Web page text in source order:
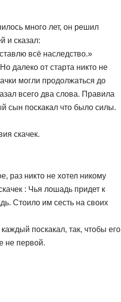
много лет, он решил
и сказал:
всё наследство.»
далеко от старта никто не
могли продолжаться до
всего два слова. Правила
сын поскакал что было силы.
скачек.
раз никто не хотел никому
: Чья лошадь придет к
Стоило им сесть на своих
поскакал, так, чтобы его
не первой.